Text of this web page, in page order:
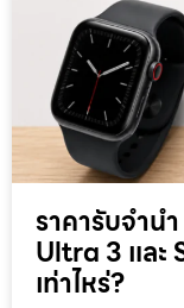
ราคารับจำน
Ultra 3 และ
เท่าไหร่?